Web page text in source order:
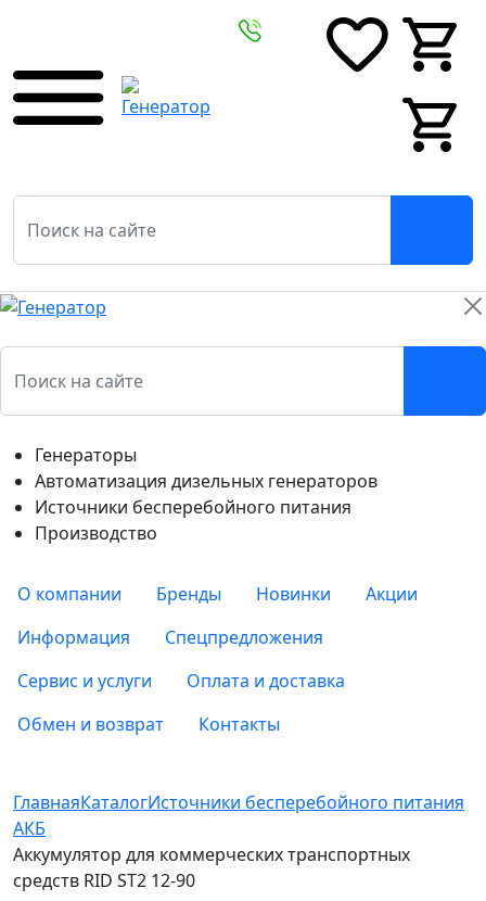
Генераторы
Автоматизация дизельных генераторов
Источники бесперебойного питания
Производство
О компании Бренды Новинки
Акции
Информация
Спецпредложения
Сервис и услуги
Оплата и доставка
Обмен и возврат
Контакты
ГлавнаяКаталогИсточники бесперебойного питания
АКБ
Аккумулятор для коммерческих транспортных
средств RID ST2 12-90